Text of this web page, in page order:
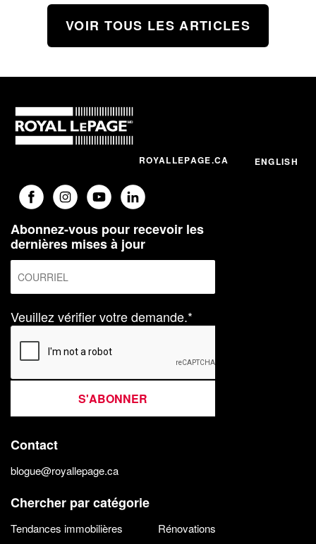
VOIR TOUS LES ARTICLES
ROYALLEPAGE.CA ENGLISH
Abonnez-vous pour recevoir les
dernières mises à jour
Veuillez vérifier votre demande.*
S'ABONNER
Contact
blogue@royallepage.ca
Chercher par catégorie
Tendances immobilières
Rénovations